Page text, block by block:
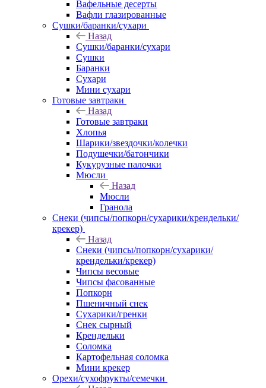
Вафельные десерты
Вафли глазированные
Сушки/баранки/сухари
Назад
Сушки/баранки/сухари
Сушки
Баранки
Сухари
Мини сухари
Готовые завтраки
Назад
Готовые завтраки
Хлопья
Шарики/звездочки/колечки
Подушечки/батончики
Кукурузные палочки
Мюсли
Назад
Мюсли
Гранола
Снеки (чипсы/попкорн/сухарики/крендельки/
крекер)
Назад
Снеки (чипсы/попкорн/сухарики/
крендельки/крекер)
Чипсы весовые
Чипсы фасованные
Попкорн
Пшеничный снек
Сухарики/гренки
Снек сырный
Крендельки
Соломка
Картофельная соломка
Мини крекер
Орехи/сухофрукты/семечки